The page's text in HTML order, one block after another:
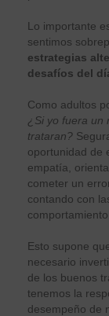
Lo importante
sentimos
estrategias
desafíos del
Como adultos
¿Si yo fuera un
trataran?
oportunidad de
empatía,
cometer un
contando con
comportamiento.
Esto supone
necesario
de los buenos
tenemos la
desempeño de